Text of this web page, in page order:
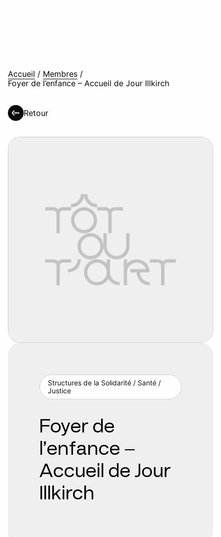
Accueil / Membres /
Foyer de l’enfance – Accueil de Jour Illkirch
Retour
Structures de la Solidarité / Santé /
Justice
Foyer de
l’enfance –
Accueil de Jour
Illkirch